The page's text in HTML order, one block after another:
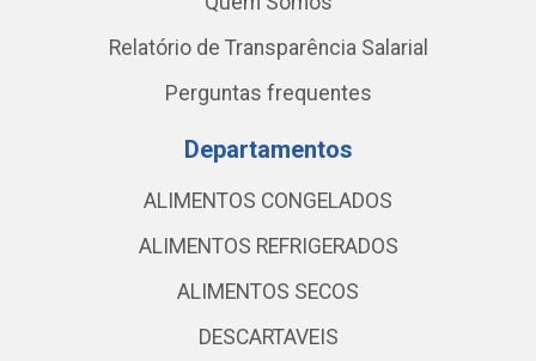
Relatório de Transparência Salarial
Perguntas frequentes
Departamentos
ALIMENTOS CONGELADOS
ALIMENTOS REFRIGERADOS
ALIMENTOS SECOS
DESCARTAVEIS